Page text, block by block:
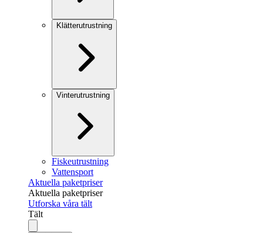
Klätterutrustning
Vinterutrustning
Fiskeutrustning
Vattensport
Aktuella paketpriser
Aktuella paketpriser
Utforska våra tält
Tält